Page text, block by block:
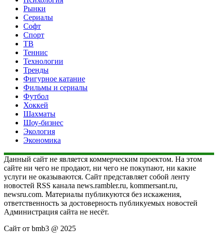
Рынки
Сериалы
Софт
Спорт
ТВ
Теннис
Технологии
Тренды
Фигурное катание
Фильмы и сериалы
Футбол
Хоккей
Шахматы
Шоу-бизнес
Экология
Экономика
Данный сайт не является коммерческим проектом. На этом
сайте ни чего не продают, ни чего не покупают, ни какие
услуги не оказываются. Сайт представляет собой ленту
новостей RSS канала news.rambler.ru, kommersant.ru,
newsru.com. Материалы публикуются без искажения,
ответственность за достоверность публикуемых новостей
Администрация сайта не несёт.
Сайт от bmb3 @ 2025